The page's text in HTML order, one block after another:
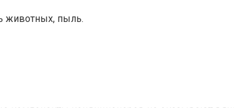
животных, пыль.